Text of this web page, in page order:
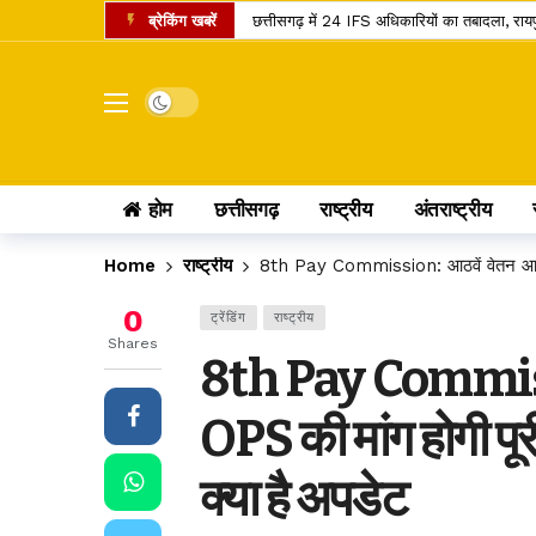
ब्रेकिंग खबरें छत्तीसगढ़ में 24 IFS अधिकारियों का तबादला,
इंदिरा गांधी कृषि विश्वविद्यालय का बड़ा फैसला,
सांवले रंग और नौकरी पर तानों से परेशान पति,
छत्तीसगढ़ के यात्रियों के लिए खुशखबरी, 240
छत्तीसगढ़ में राशन के चावल की गुणवत्ता सुधरेगी,
कोडार लिंक कैनाल प्रोजेक्ट पर कोर्ट का फैसला,
Dark mode
होम छत्तीसगढ़ राष्ट्रीय अंतराष्ट्रीय
Home राष्ट्रीय 8th Pay Commission: आठवें वेतन आयोग
ट्रेंडिंग राष्ट्रीय
8th Pay
OPS की मांग होगी
क्या है अपडेट
0
Shares